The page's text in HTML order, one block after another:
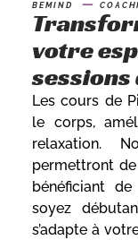
BEMIND
votre
sessions
Les cours de
le corps,
relaxation.
permettront
bénéficiant
soyez
s’adapte à